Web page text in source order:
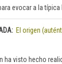
evocar a la típica
El origen
ha visto hecho